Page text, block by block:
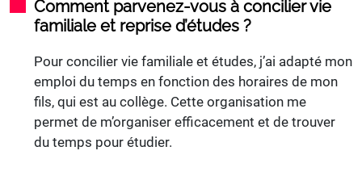
Comment parvenez-vous à concilier vie
familiale et reprise d’études ?
Pour concilier vie familiale et études, j’ai adapté mon
emploi du temps en fonction des horaires de mon
fils, qui est au collège. Cette organisation me
permet de m’organiser efficacement et de trouver
du temps pour étudier.